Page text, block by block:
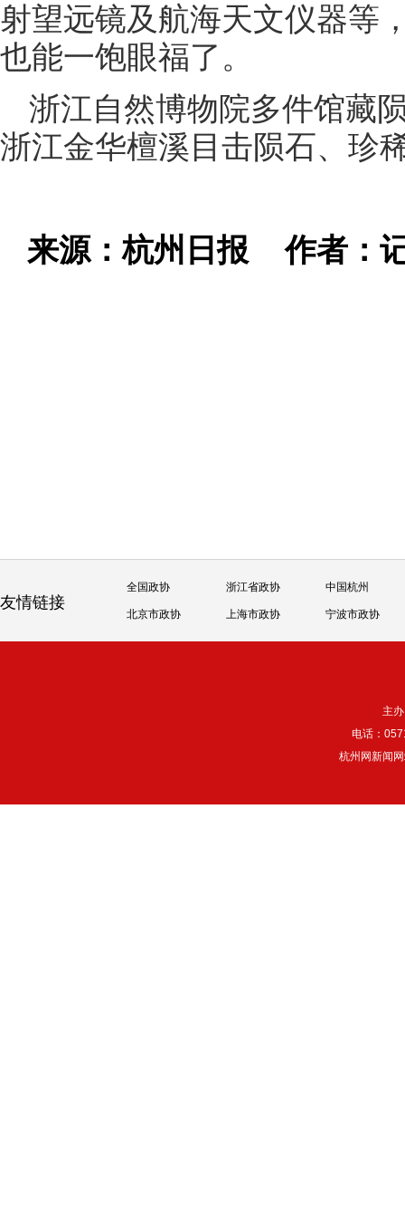
射望远镜及航海天文仪器等
也能一饱眼福了。
浙江自然博物院多件馆藏
浙江金华檀溪目击陨石、珍
来源：杭州日报作者：
友情链接
全国政协 浙江省政协 中国杭州
北京市政协 上海市政协 宁波市政协
主
电话：
杭州网新闻